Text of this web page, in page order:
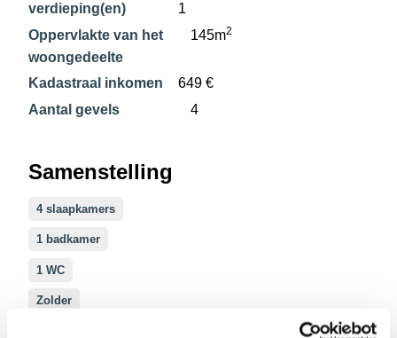
verdieping(en)
1
Oppervlakte van het
woongedeelte
145m2
Kadastraal inkomen
649 €
Aantal gevels
4
Samenstelling
4 slaapkamers
1 badkamer
1 WC
Zolder